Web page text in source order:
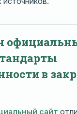
в
сайт